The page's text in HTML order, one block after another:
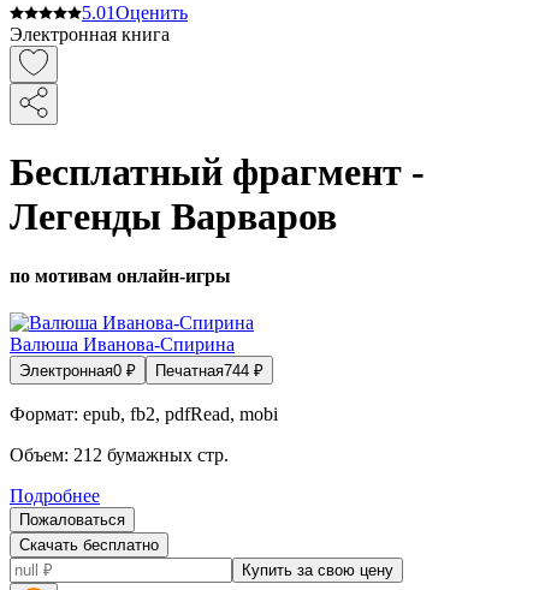
5.01Оценить
Электронная книга
Бесплатный фрагмент -
Легенды Варваров
по мотивам онлайн-игры
Валюша Иванова-Спирина
Электронная0 ₽ Печатная744 ₽
Формат: epub, fb2, pdfRead, mobi
Объем: 212 бумажных стр.
Подробнее
Пожаловаться
Скачать бесплатно
Купить за свою цену